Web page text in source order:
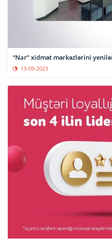
“Nar” xidmət mərkəzlərini
13-09-2023